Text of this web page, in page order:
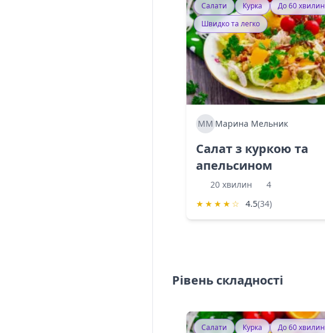
Салати Курка
До 60 хвилин
Швидко та легко
ММ Марина Мельник
Салат з куркою та
апельсином
20 хвилин
4
★ ★ ★ ★ ☆ 4.5(34)
Рівень складності
Салати Курка
До 60 хвилин